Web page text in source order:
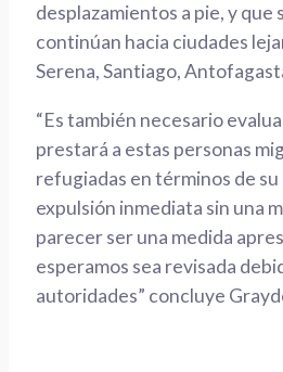
desplazamientos a pie, y que
continúan hacia ciudades
Serena, Santiago,
“Es también necesario
prestará a estas personas
refugiadas en términos de su
expulsión inmediata sin una
parecer ser una medida
esperamos sea revisada
autoridades” concluye